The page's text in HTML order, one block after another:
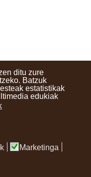
ditu zure
Batzuk
estatistikak
edukiak
Marketinga